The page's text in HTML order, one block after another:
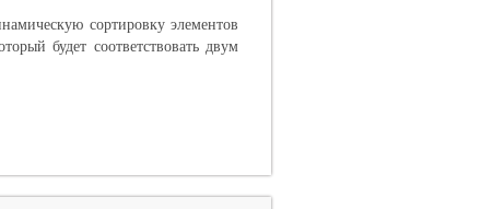
сортировку элементов
будет соответствовать двум